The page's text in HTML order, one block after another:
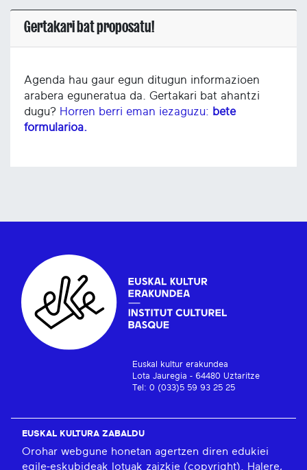
Gertakari bat proposatu!
Agenda hau gaur egun ditugun informazioen
arabera eguneratua da. Gertakari bat ahantzi
dugu? Horren berri eman iezaguzu: bete
formularioa.
Euskal kultur erakundea
Lota Jauregia - 64480 Uztaritze
Tel: 0 (033)5 59 93 25 25
EUSKAL KULTURA ZABALDU
Orohar webgune honetan agertzen diren edukiei
egile-eskubideak lotuak zaizkie (copyright). Halere,